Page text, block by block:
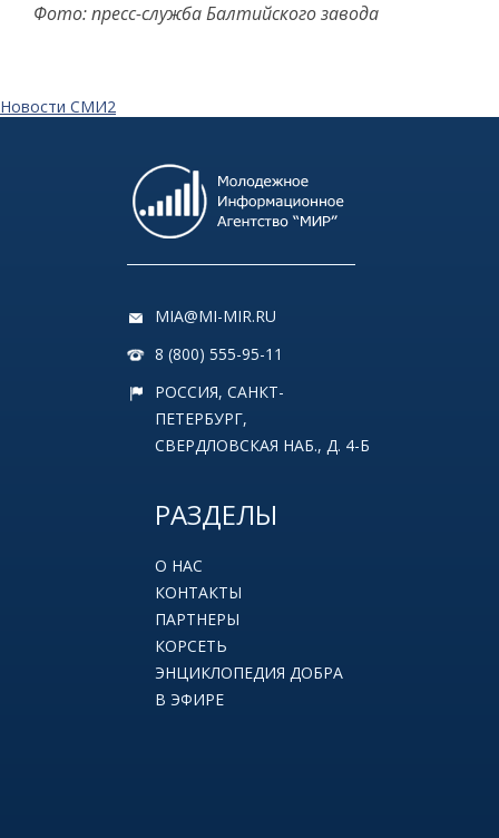
Фото: пресс-служба Балтийского завода
Новости СМИ2
MIA@MI-MIR.RU
8 (800) 555-95-11
РОССИЯ, САНКТ-
ПЕТЕРБУРГ,
СВЕРДЛОВСКАЯ НАБ., Д. 4-Б
РАЗДЕЛЫ
О НАС
КОНТАКТЫ
ПАРТНЕРЫ
КОРСЕТЬ
ЭНЦИКЛОПЕДИЯ ДОБРА
В ЭФИРЕ